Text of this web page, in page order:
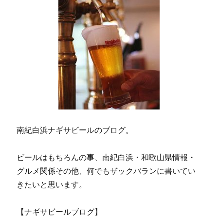
南紀白浜ナギサビールのブログ。
ビールはもちろんの事、南紀白浜・和歌山県情報・
グルメ関係その他、何でもザックバランに書いてい
きたいと思います。
【ナギサビールブログ】